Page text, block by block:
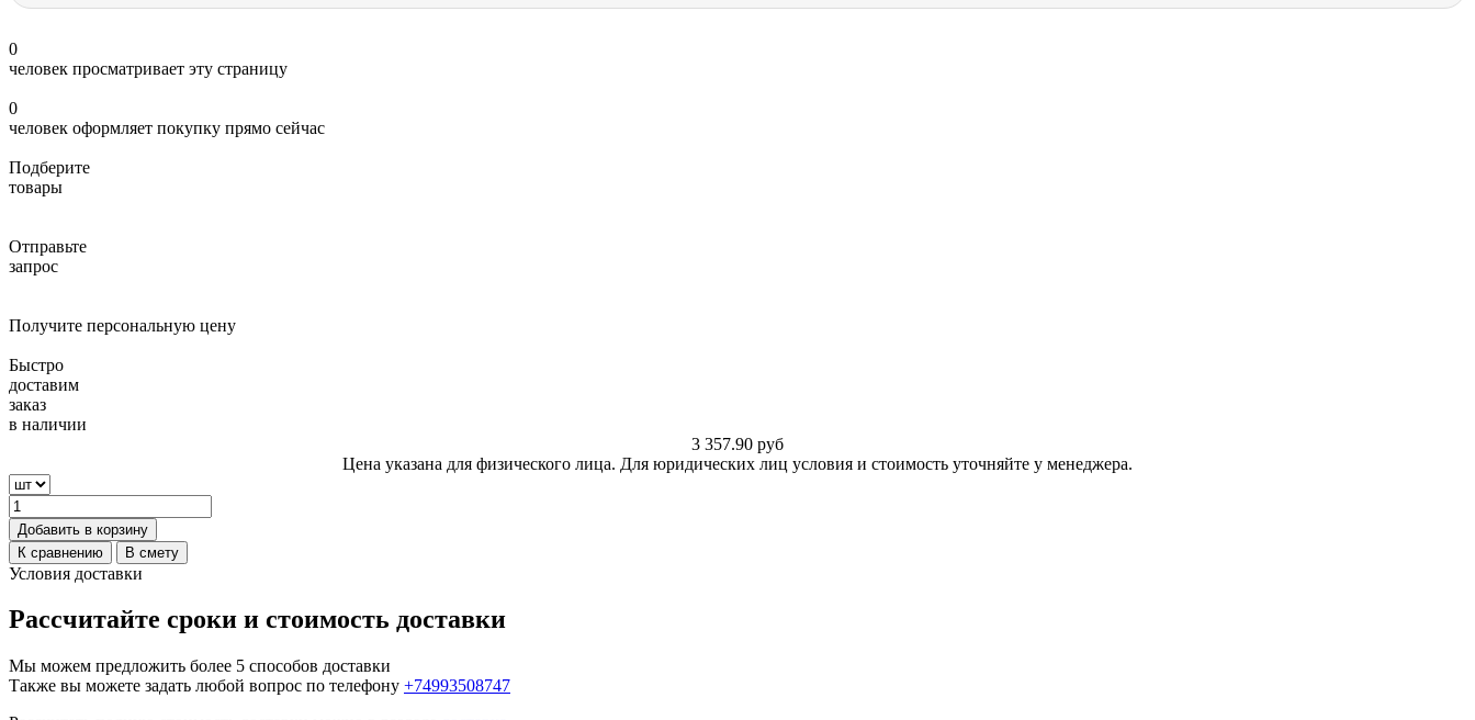
0
человек просматривает эту страницу
0
человек оформляет покупку прямо сейчас
Подберите
товары
Отправьте
запрос
Получите персональную цену
Быстро
доставим
заказ
в наличии
3 357.90 руб
Цена указана для физического лица. Для юридических лиц условия и стоимость уточняйте у менеджера.
Добавить в корзину
К сравнению
В смету
Условия доставки
Рассчитайте сроки и стоимость доставки
Мы можем предложить более 5 способов доставки
Также вы можете задать любой вопрос по телефону +74993508747